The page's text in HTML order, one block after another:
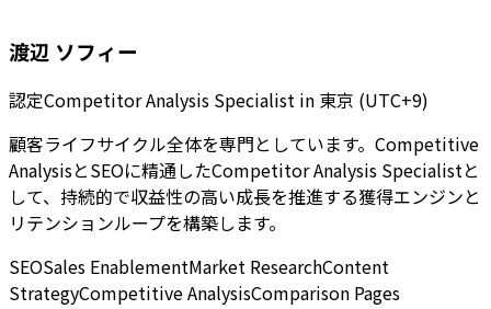
渡辺 ソフィー
認定Competitor Analysis Specialist in 東京 (UTC+9)
顧客ライフサイクル全体を専門としています。Competitive
AnalysisとSEOに精通したCompetitor Analysis Specialistと
して、持続的で収益性の高い成長を推進する獲得エンジンと
リテンションループを構築します。
SEOSales EnablementMarket ResearchContent
StrategyCompetitive AnalysisComparison Pages